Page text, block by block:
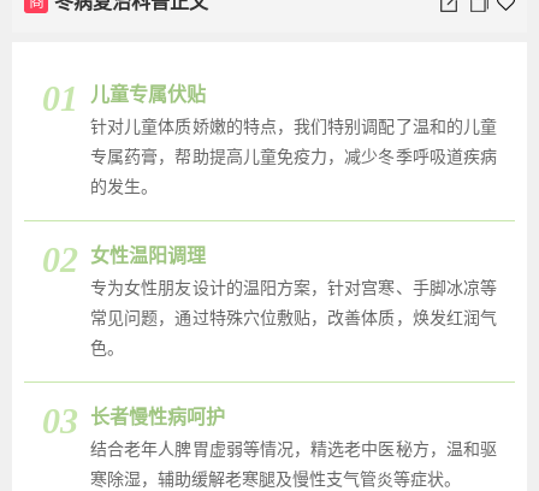
01 儿童专属伏贴
针对儿童体质娇嫩的特点，我们特别调配了温和的儿童
专属药膏，帮助提高儿童免疫力，减少冬季呼吸道疾病
的发生。
02 女性温阳调理
专为女性朋友设计的温阳方案，针对宫寒、手脚冰凉等
常见问题，通过特殊穴位敷贴，改善体质，焕发红润气
色。
03 长者慢性病呵护
结合老年人脾胃虚弱等情况，精选老中医秘方，温和驱
寒除湿，辅助缓解老寒腿及慢性支气管炎等症状。